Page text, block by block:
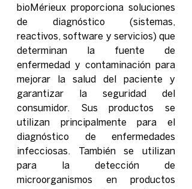
bioMérieux proporciona soluciones
de diagnóstico (sistemas,
reactivos, software y servicios) que
determinan la fuente de
enfermedad y contaminación para
mejorar la salud del paciente y
garantizar la seguridad del
consumidor. Sus productos se
utilizan principalmente para el
diagnóstico de enfermedades
infecciosas. También se utilizan
para la detección de
microorganismos en productos